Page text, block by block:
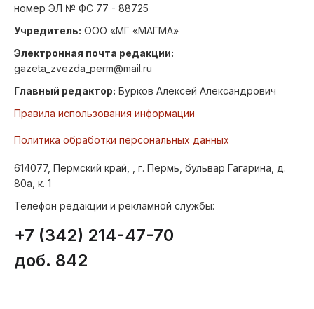
номер ЭЛ № ФС 77 - 88725
Учредитель: ООО «МГ «МАГМА»
Электронная почта редакции:
gazeta_zvezda_perm@mail.ru
Главный редактор: Бурков Алексей Александрович
Правила использования информации
Политика обработки персональных данных
614077, Пермский край, , г. Пермь, бульвар Гагарина, д.
80а, к. 1
Телефон редакции и рекламной службы:
+7 (342) 214-47-70
доб. 842